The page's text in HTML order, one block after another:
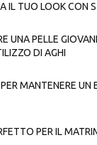
IL TUO LOOK CON
UNA PELLE
DI AGHI
MANTENERE UN
PER IL